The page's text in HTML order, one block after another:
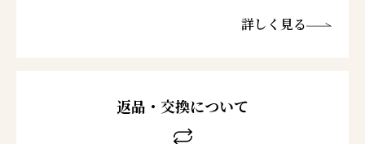
詳しく見る
返品・交換について